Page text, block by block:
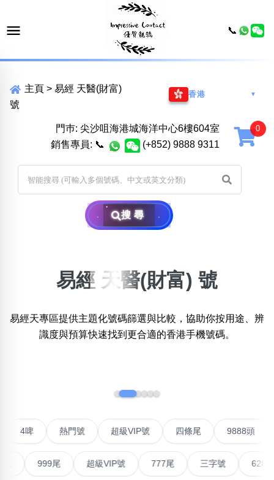
主頁 > 易經 天醫(財富)
號
香港 ▼
門巿: 尖沙咀海港城海洋中心6樓604室
銷售專員: 📞 (+852) 9888 9311
搜尋
位置:
二 三 四 五 六 七 八
清除全部分類
無1無2 無4 無5 無6無7無8 無9
易經 天醫(財富) 號
易經天專區提供主題化號碼篩選與比較，協助你按用途、辨
識度與預算快速找到更合適的香港手機號碼。
超級VIP號 9888
超級VIP號 三字號 6288頭
📞